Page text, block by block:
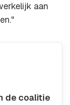
aan
de coalitie